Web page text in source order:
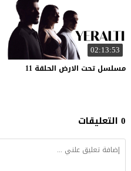
02:13:53
مسلسل تحت الارض الحلقة 11
0 التعليقات